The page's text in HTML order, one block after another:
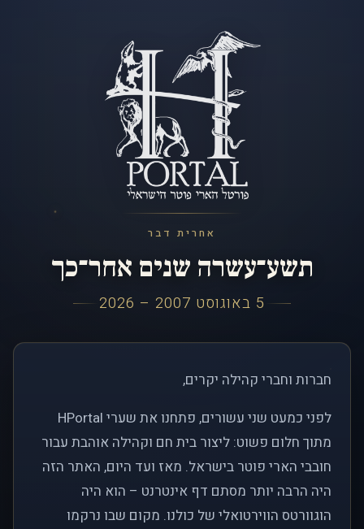
אחרית דבר
תשע־עשרה שנים אחר־כך
5 באוגוסט 2007 – 2026
חברות וחברי קהילה יקרים,
לפני כמעט שני עשורים, פתחנו את שערי HPortal
מתוך חלום פשוט: ליצור בית חם וקהילה אוהבת עבור
חובבי הארי פוטר בישראל. מאז ועד היום, האתר הזה
היה הרבה יותר מסתם דף אינטרנט – הוא היה
הוגוורטס הווירטואלי של כולנו. מקום שבו נרקמו